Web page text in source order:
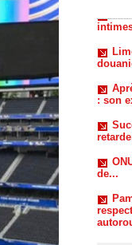
: son
de...